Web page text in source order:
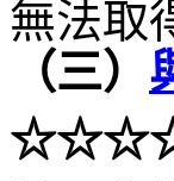
無法取
（三）
☆☆☆